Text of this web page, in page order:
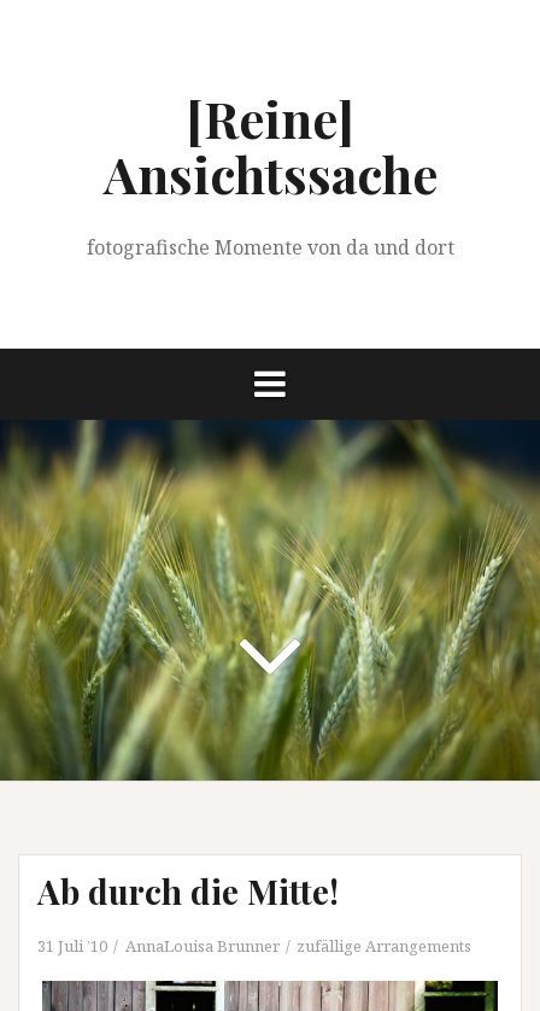
[Reine]
Ansichtssache
fotografische Momente von da und dort
Ab durch die Mitte!
31 Juli ’10 AnnaLouisa Brunner zufällige Arrangements